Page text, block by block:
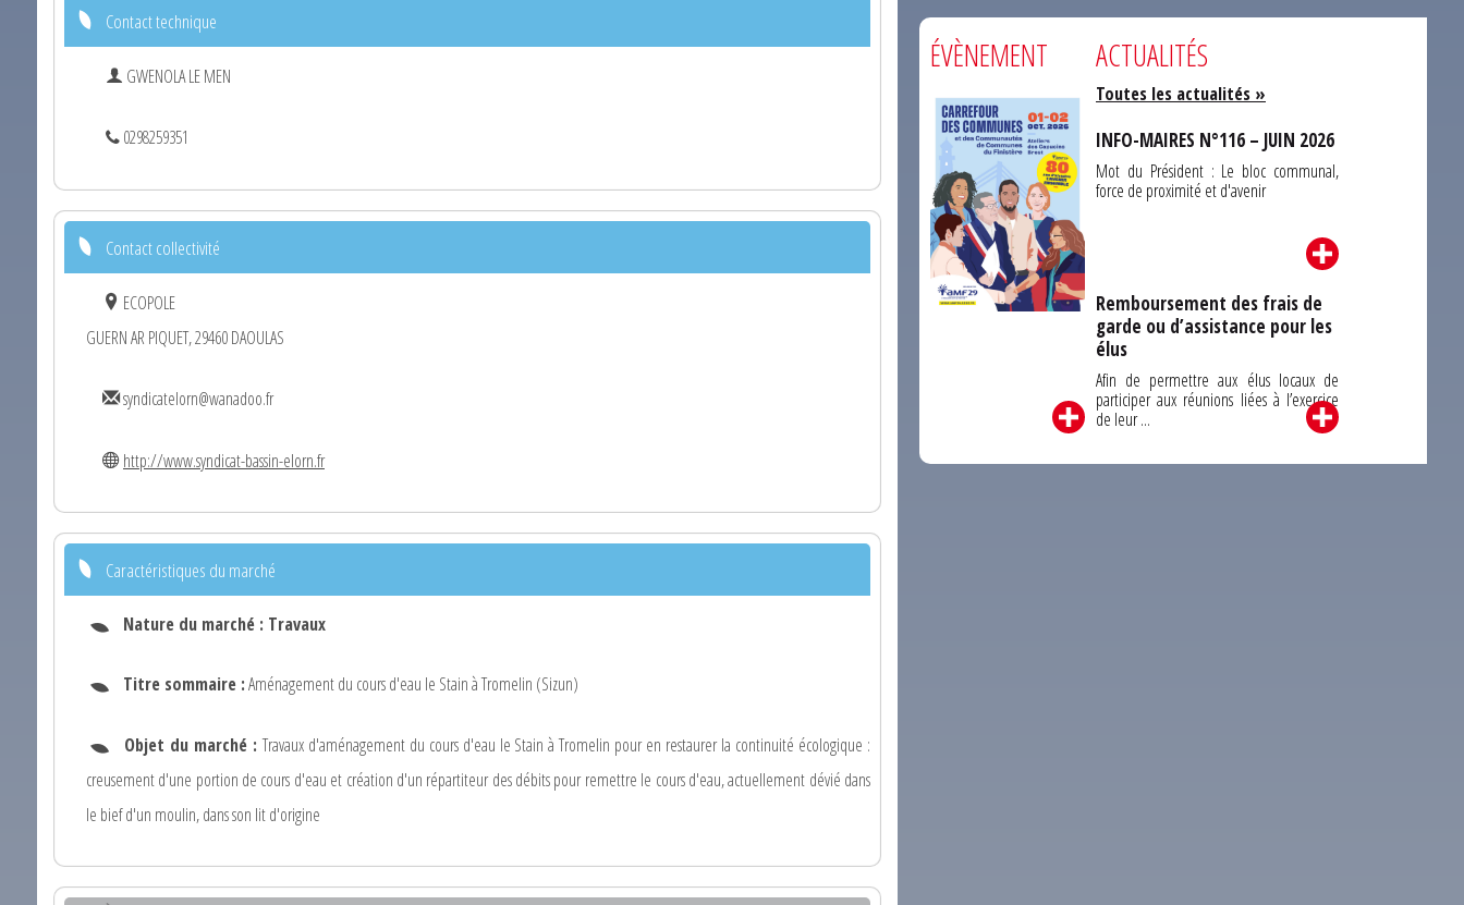
Contact technique
GWENOLA LE MEN
0298259351
Contact collectivité
ECOPOLE
GUERN AR PIQUET, 29460 DAOULAS
syndicatelorn@wanadoo.fr
http://www.syndicat-bassin-elorn.fr
Caractéristiques du marché
Nature du marché : Travaux
Titre sommaire :Aménagement du cours d'eau le Stain à Tromelin (Sizun)
Objet du marché :Travaux d'aménagement du cours d'eau le Stain à Tromelin pour en restaurer la continuité écologique :
creusement d'une portion de cours d'eau et création d'un répartiteur des débits pour remettre le cours d'eau, actuellement dévié dans
le bief d'un moulin, dans son lit d'origine
ÉVÈNEMENT ACTUALITÉS
Toutes les actualités »
INFO-MAIRES N°116 – JUIN 2026
Mot du Président : Le bloc communal,
force de proximité et d'avenir
Remboursement des frais de
garde ou d’assistance pour les
élus
Afin de permettre aux élus locaux de
participer aux réunions liées à l’exercice
de leur ...